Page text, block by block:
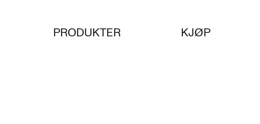
PRODUKTER KJØP